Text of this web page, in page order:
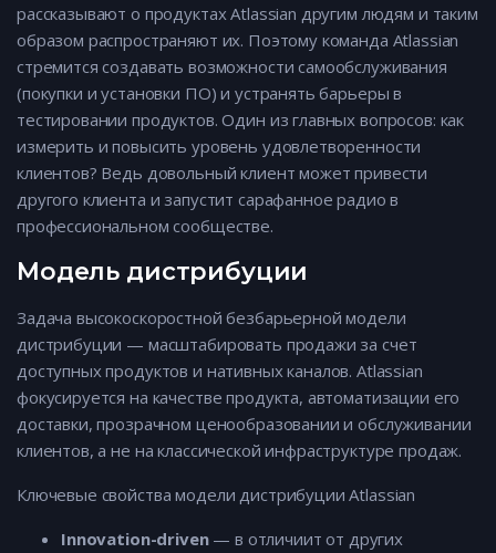
рассказывают о продуктах Atlassian другим людям и таким
образом распространяют их. Поэтому команда Atlassian
стремится создавать возможности самообслуживания
(покупки и установки ПО) и устранять барьеры в
тестировании продуктов. Один из главных вопросов: как
измерить и повысить уровень удовлетворенности
клиентов? Ведь довольный клиент может привести
другого клиента и запустит сарафанное радио в
профессиональном сообществе.
Модель дистрибуции
Задача высокоскоростной безбарьерной модели
дистрибуции — масштабировать продажи за счет
доступных продуктов и нативных каналов. Atlassian
фокусируется на качестве продукта, автоматизации его
доставки, прозрачном ценообразовании и обслуживании
клиентов, а не на классической инфраструктуре продаж.
Ключевые свойства модели дистрибуции Atlassian
Innovation-driven— в отличиит от других